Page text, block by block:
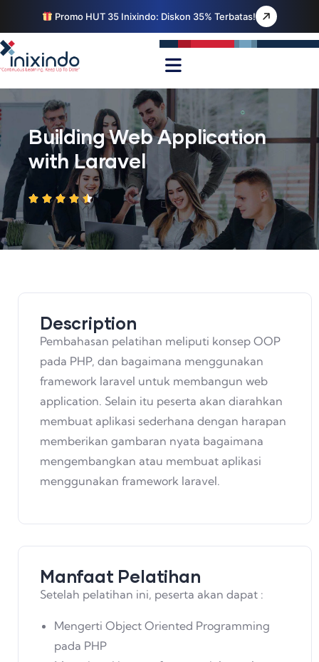
Promo HUT 35 Inixindo: Diskon 35% Terbatas!
Building Web Application
with Laravel
Description
Pembahasan pelatihan meliputi konsep OOP
pada PHP, dan bagaimana menggunakan
framework laravel untuk membangun web
application. Selain itu peserta akan diarahkan
membuat aplikasi sederhana dengan harapan
memberikan gambaran nyata bagaimana
mengembangkan atau membuat aplikasi
menggunakan framework laravel.
Manfaat Pelatihan
Setelah pelatihan ini, peserta akan dapat :
Mengerti Object Oriented Programming
pada PHP